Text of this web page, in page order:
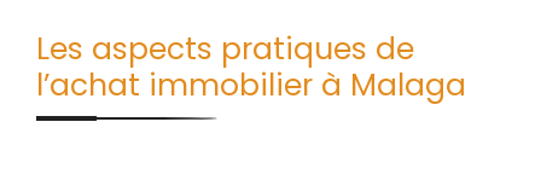
Les aspects pratiques de
l’achat immobilier à Malaga